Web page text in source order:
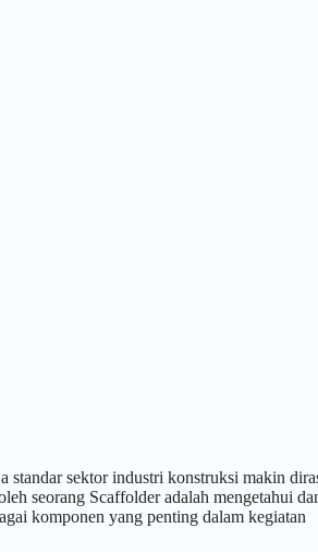
standar sektor industri konstruksi makin
seorang Scaffolder adalah mengetahui
komponen yang penting dalam kegiatan